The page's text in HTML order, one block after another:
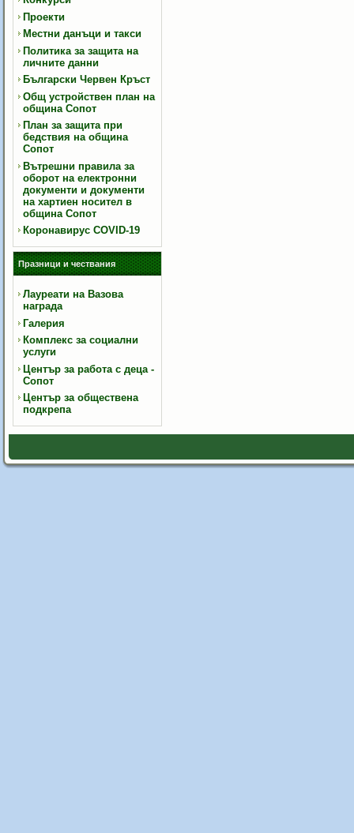
Проекти
Местни данъци и такси
Политика за защита на
личните данни
Български Червен Кръст
Общ устройствен план на
община Сопот
План за защита при
бедствия на община
Сопот
Вътрешни правила за
оборот на електронни
документи и документи
на хартиен носител в
община Сопот
Коронавирус COVID-19
Празници и чествания
Лауреати на Вазова
награда
Галерия
Комплекс за социални
услуги
Център за работа с деца -
Сопот
Център за обществена
подкрепа